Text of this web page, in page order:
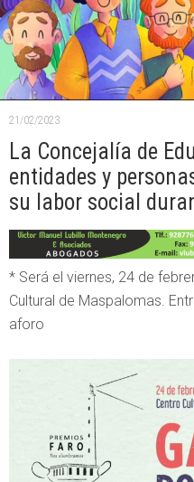
21/02/2023
La Concejalía de
entidades y
su labor social
* Será el viernes, 24 de
Cultural de Maspalomas.
aforo